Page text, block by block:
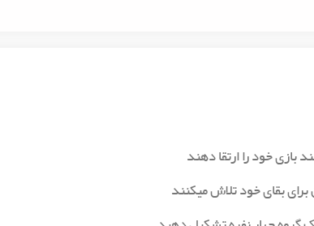
بازی خود را ارتقا دهند
بقای خود تلاش میکنند